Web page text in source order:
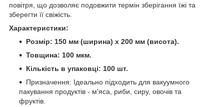
повітря, що дозволяє подовжити термін зберігання їжі та
зберегти її свіжість.
Характеристики:
Розмір: 150 мм (ширина) x 200 мм (висота).
Товщина: 100 мкм.
Кількість в упаковці: 100 шт.
Призначення: Ідеально підходить для вакуумного
пакування продуктів - м'яса, риби, сиру, овочів та
фруктів.